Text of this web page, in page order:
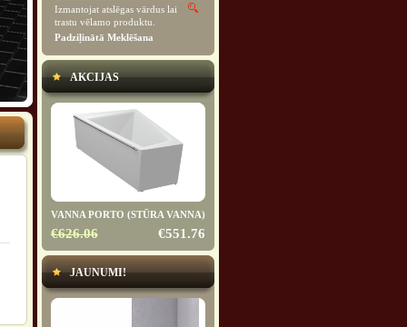
Izmantojat atslēgas vārdus lai
trastu vēlamo produktu.
Padziļinātā Meklēšana
AKCIJAS
VANNA PORTO (STŪRA VANNA)
€626.06 €551.76
JAUNUMI!